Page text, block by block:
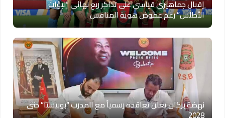
إقبال جماهيري قياسي على تذاكر ربع نهائي “لبؤات
الأطلس” رغم غموض هوية المنافس
نهضة بركان يعلن تعاقده رسمياً مع المدرب “بوبيستا” حتى